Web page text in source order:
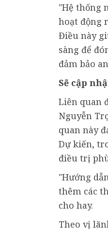
"Hệ thống
hoạt động
Điều này
sàng để
đảm bảo
Sẽ cập
Liên quan
Nguyễn
quan này
Dự kiến,
điều trị
"Hướng
thêm các
cho hay.
Theo vị